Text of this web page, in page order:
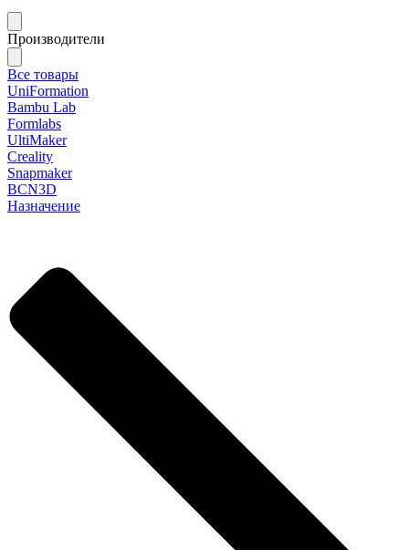
Производители
Все товары
UniFormation
Bambu Lab
Formlabs
UltiMaker
Creality
Snapmaker
BCN3D
Назначение